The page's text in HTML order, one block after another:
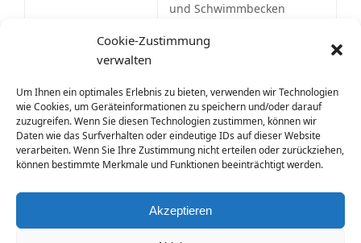
Cookie-Zustimmung
verwalten
Um Ihnen ein optimales Erlebnis zu bieten, verwenden wir Technologien
wie Cookies, um Geräteinformationen zu speichern und/oder darauf
zuzugreifen. Wenn Sie diesen Technologien zustimmen, können wir
Daten wie das Surfverhalten oder eindeutige IDs auf dieser Website
verarbeiten. Wenn Sie Ihre Zustimmung nicht erteilen oder zurückziehen,
können bestimmte Merkmale und Funktionen beeinträchtigt werden.
Akzeptieren
und Schwimmbecken
240 m² Wohnfläche
Architektenleistung:
Entwurf, Eingabeplanung,
Freiflächenplanung,
Einbeziehungssatzung
zurück zu unseren Einfamilienhaus-Projekten